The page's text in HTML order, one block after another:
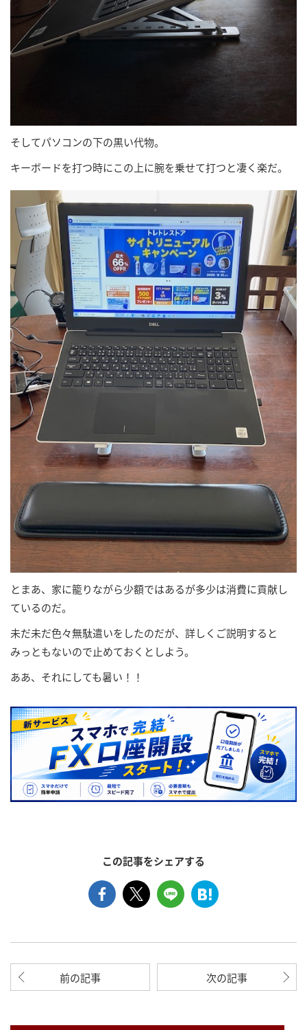
そしてパソコンの下の黒い代物。
キーボードを打つ時にこの上に腕を乗せて打つと凄く楽だ。
とまあ、家に籠りながら少額ではあるが多少は消費に貢献し
ているのだ。
未だ未だ色々無駄遣いをしたのだが、詳しくご説明すると
みっともないので止めておくとしよう。
ああ、それにしても暑い！！
この記事をシェアする
前の記事 次の記事